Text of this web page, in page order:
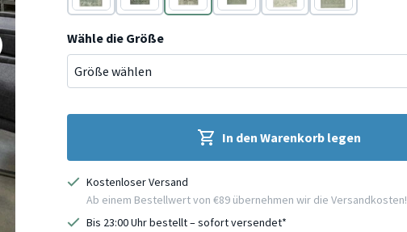
Grün SchwarzSchwarzGrün Grün
Grün
Wähle die Größe
In den Warenkorb legen
Kostenloser Versand
Ab einem Bestellwert von €89 übernehmen wir die Versandkosten!
Bis 23:00 Uhr bestellt – sofort versendet*